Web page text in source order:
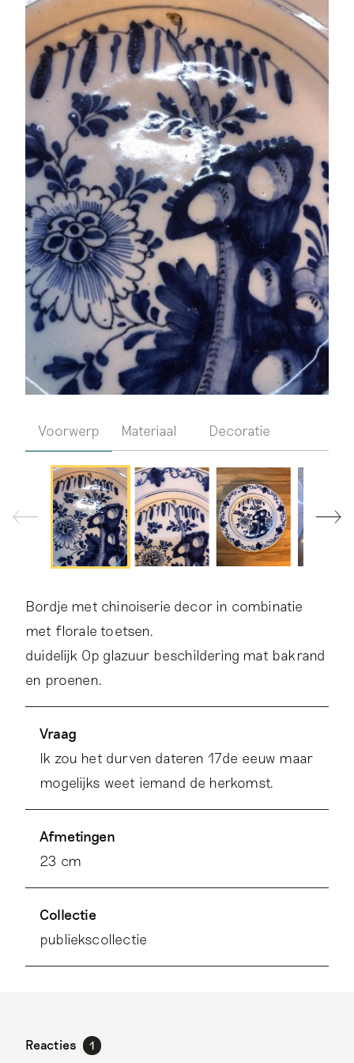
Voorwerp Materiaal Decoratie
Bordje met chinoiserie decor in combinatie
met florale toetsen.
duidelijk Op glazuur beschildering mat bakrand
en proenen.
Vraag
Ik zou het durven dateren 17de eeuw maar
mogelijks weet iemand de herkomst.
Afmetingen
23 cm
Collectie
publiekscollectie
Reacties 1